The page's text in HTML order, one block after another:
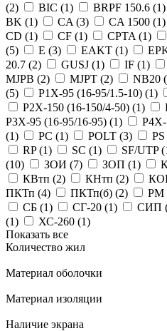
(2) BIC (1) BRPF 150.6 (1)
BK (1) CA (3) CA 1500 (1)
CD (1) CF (1) CPTA (1)
(5) E (3) EAKT (1)
20.7 (2) GUSJ (1) IF (1)
MJPB (2) MJPT (2) NB20 (
(5) P1X-95 (16-95/1.5-10) (1)
P2X-150 (16-150/4-50) (1)
P3X-95 (16-95/16-95) (1)
(1) PC (1) POLT (3)
RP (1) SC (1) SF/UTP (
(10) ЗОИ (7) ЗОП (1)
КВтп (2) КНтп (2)
ПКТп (4) ПКТп(б) (2) РМ
СБ (1) СГ-20 (1) СИП
(1) ХС-260 (1)
Показать все
Количество жил
Материал оболочки
Материал изоляции
Наличие экрана